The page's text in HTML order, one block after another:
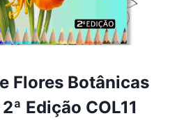
Flores Botânicas
Edição COL11